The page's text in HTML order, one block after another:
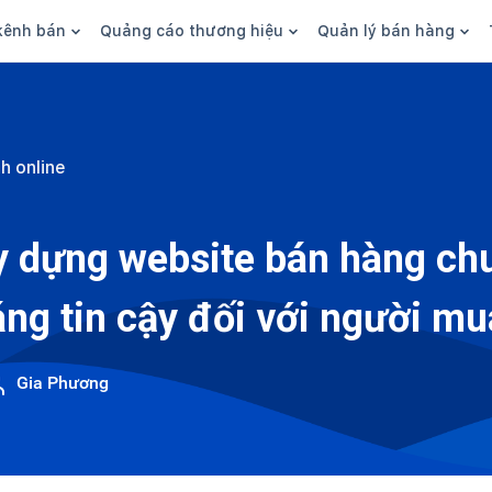
bán
social
Quảng cáo thương hiệu
Thương hiệu/Brand
Quản lý bán hàng
Tài chính
Nhân viên
online
dựng website bán hàng
tin cậy đối với người
Gia Phương